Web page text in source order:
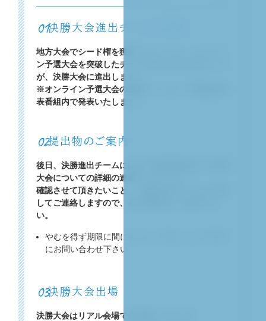
01決勝大会進出チームの発表
地方大会でシード権を獲得したチームと、オンライ
ン予選大会を突破したチームを合わせた全36チーム
が、決勝大会に進出します。
※オンライン予選大会の通過チームは、予選結果発
表番組内で発表いたします。
02提出物のご案内
後日、決勝進出チームにはDCC運営事務局より決勝
大会についての詳細の連絡がございます。
確認させて頂きたいこと、ご提出頂きたいものに関
してご連絡しますので、必ず期限内にご提出下さ
い。
やむを得ず期限に間に合わない場合は、必ず事前
にお問い合わせ下さい。
03決勝大会出場
決勝大会はリアル会場での実施となります。